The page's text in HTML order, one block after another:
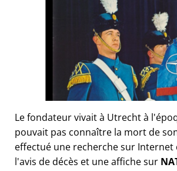
Le fondateur vivait à Utrecht à
pouvait pas connaître la mort de
effectué une recherche sur Internet
l'avis de décès et une affiche sur